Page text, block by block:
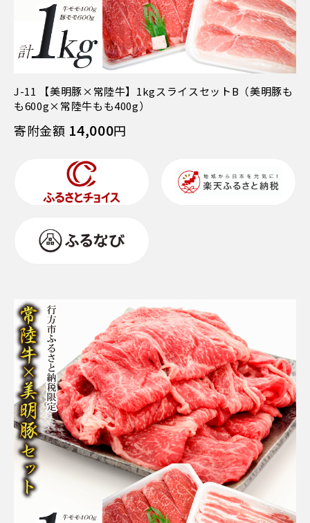
J-11 【美明豚×常陸牛】1kgスライスセットB（美明豚も
も600g×常陸牛もも400g）
寄附金額 14,000円